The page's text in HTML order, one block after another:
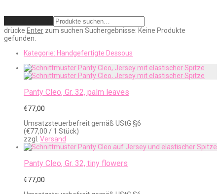
drücke Enter zum suchen Suchergebnisse: Keine Produkte
gefunden.
Kategorie: Handgefertigte Dessous
Panty Cleo, Gr. 32, palm leaves
€77,00
Umsatzsteuerbefreit gemäß UStG §6
(€77,00 / 1 Stück)
zzgl. Versand
Panty Cleo, Gr. 32, tiny flowers
€77,00